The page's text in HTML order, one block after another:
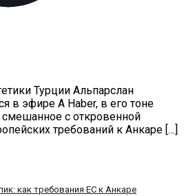
как требования ЕС к Анкаре
Турции Альпарслан
в эфире A Haber, в его тоне
смешанное с откровенной
требований к Анкаре […]